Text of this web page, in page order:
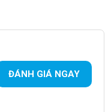
ĐÁNH GIÁ NGAY